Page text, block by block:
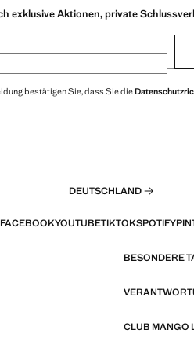
exklusive Aktionen, private
bestätigen Sie, dass Sie die
DEUTSCHLAND
FACEBOOKYOUTUBETIKTOKSPOTIFY
BESONDERE
CLUB MANGO